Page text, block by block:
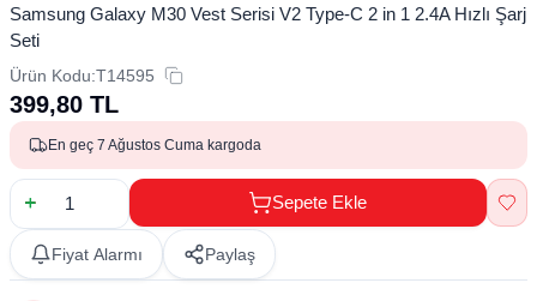
Samsung Galaxy M30 Vest Serisi V2 Type-C 2 in 1 2.4A Hızlı Şarj
Seti
Ürün Kodu:T14595
399,80 TL
En geç 7 Ağustos Cuma kargoda
Sepete Ekle
Fiyat Alarmı Paylaş